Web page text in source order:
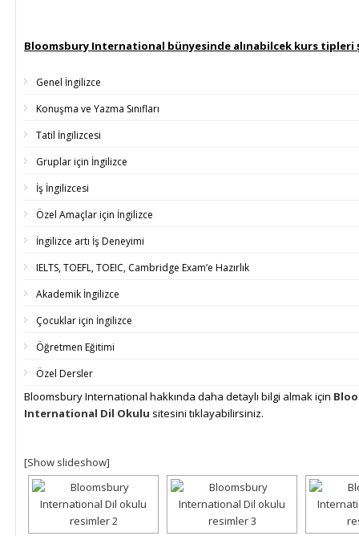
Bloomsbury International bünyesinde alınabilcek kurs tipleri
Genel İngilizce
Konuşma ve Yazma Sınıfları
Tatil İngilizcesi
Gruplar için İngilizce
İş İngilizcesi
Özel Amaçlar için İngilizce
İngilizce artı İş Deneyimi
IELTS, TOEFL, TOEIC, Cambridge Exam’e Hazırlık
Akademik İngilizce
Çocuklar için İngilizce
Öğretmen Eğitimi
Özel Dersler
Bloomsbury International hakkında daha detaylı bilgi almak için
International Dil Okulu sitesini tıklayabilirsiniz.
[Show slideshow]